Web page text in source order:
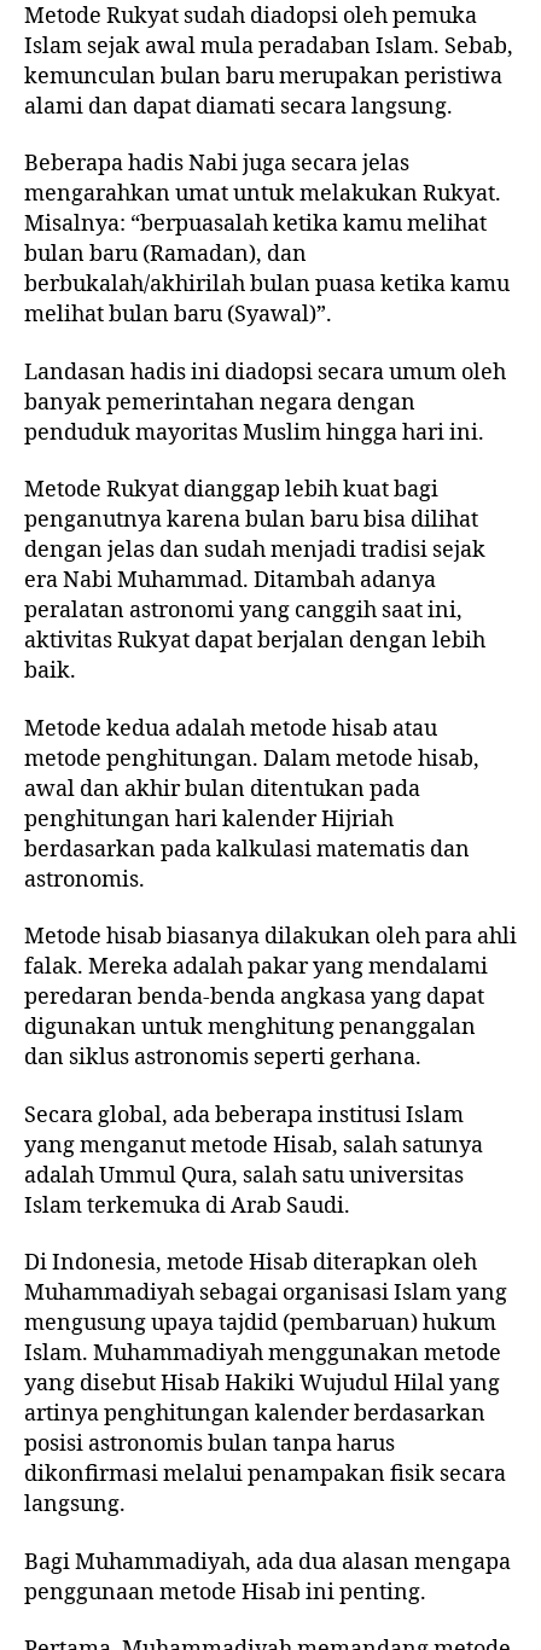
Metode Rukyat sudah diadopsi oleh pemuka
Islam sejak awal mula peradaban Islam. Sebab,
kemunculan bulan baru merupakan peristiwa
alami dan dapat diamati secara langsung.
Beberapa hadis Nabi juga secara jelas
mengarahkan umat untuk melakukan Rukyat.
Misalnya: “berpuasalah ketika kamu melihat
bulan baru (Ramadan), dan
berbukalah/akhirilah bulan puasa ketika kamu
melihat bulan baru (Syawal)”.
Landasan hadis ini diadopsi secara umum oleh
banyak pemerintahan negara dengan
penduduk mayoritas Muslim hingga hari ini.
Metode Rukyat dianggap lebih kuat bagi
penganutnya karena bulan baru bisa dilihat
dengan jelas dan sudah menjadi tradisi sejak
era Nabi Muhammad. Ditambah adanya
peralatan astronomi yang canggih saat ini,
aktivitas Rukyat dapat berjalan dengan lebih
baik.
Metode kedua adalah metode hisab atau
metode penghitungan. Dalam metode hisab,
awal dan akhir bulan ditentukan pada
penghitungan hari kalender Hijriah
berdasarkan pada kalkulasi matematis dan
astronomis.
Metode hisab biasanya dilakukan oleh para ahli
falak. Mereka adalah pakar yang mendalami
peredaran benda-benda angkasa yang dapat
digunakan untuk menghitung penanggalan
dan siklus astronomis seperti gerhana.
Secara global, ada beberapa institusi Islam
yang menganut metode Hisab, salah satunya
adalah Ummul Qura, salah satu universitas
Islam terkemuka di Arab Saudi.
Di Indonesia, metode Hisab diterapkan oleh
Muhammadiyah sebagai organisasi Islam yang
mengusung upaya tajdid (pembaruan) hukum
Islam. Muhammadiyah menggunakan metode
yang disebut Hisab Hakiki Wujudul Hilal yang
artinya penghitungan kalender berdasarkan
posisi astronomis bulan tanpa harus
dikonfirmasi melalui penampakan fisik secara
langsung.
Bagi Muhammadiyah, ada dua alasan mengapa
penggunaan metode Hisab ini penting.